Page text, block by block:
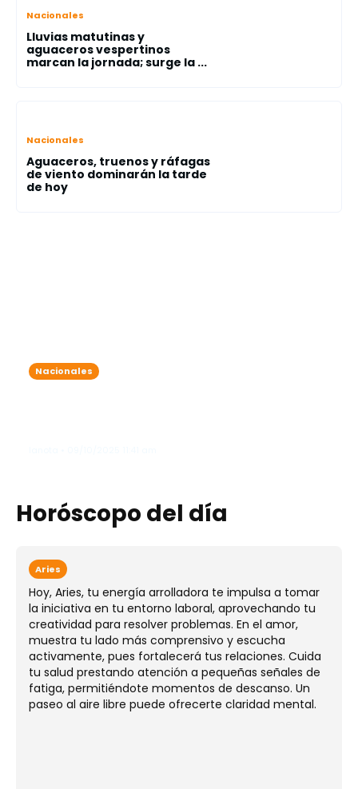
Nacionales
Lluvias matutinas y
aguaceros vespertinos
marcan la jornada; surge la ...
Nacionales
Aguaceros, truenos y ráfagas
de viento dominarán la tarde
de hoy
Nacionales
Horóscopo del día
Aries
Hoy, Aries, tu energía arrolladora te impulsa a tomar
la iniciativa en tu entorno laboral, aprovechando tu
creatividad para resolver problemas. En el amor,
muestra tu lado más comprensivo y escucha
activamente, pues fortalecerá tus relaciones. Cuida
tu salud prestando atención a pequeñas señales de
fatiga, permitiéndote momentos de descanso. Un
paseo al aire libre puede ofrecerte claridad mental.